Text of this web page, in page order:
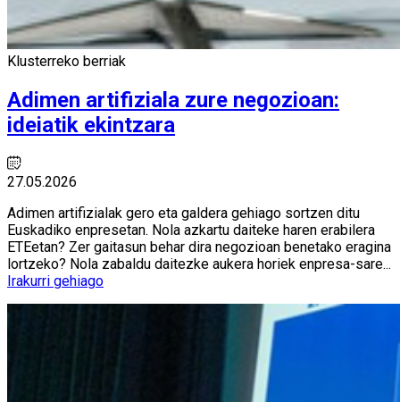
Klusterreko berriak
Adimen artifiziala zure negozioan:
ideiatik ekintzara
27.05.2026
Adimen artifizialak gero eta galdera gehiago sortzen ditu
Euskadiko enpresetan. Nola azkartu daiteke haren erabilera
ETEetan? Zer gaitasun behar dira negozioan benetako eragina
lortzeko? Nola zabaldu daitezke aukera horiek enpresa-sare...
Irakurri gehiago